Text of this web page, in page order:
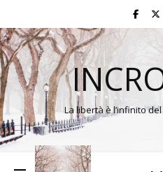
La libertà è l’infinito